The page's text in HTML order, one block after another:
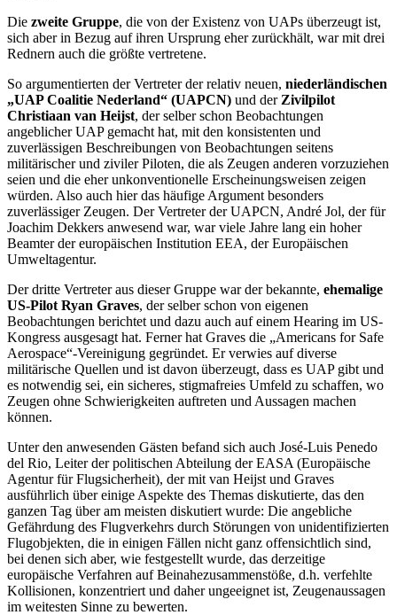
Die zweite Gruppe, die von der Existenz von UAPs überzeugt ist,
sich aber in Bezug auf ihren Ursprung eher zurückhält, war mit drei
Rednern auch die größte vertretene.
So argumentierten der Vertreter der relativ neuen, niederländischen
„UAP Coalitie Nederland“ (UAPCN) und der Zivilpilot
Christiaan van Heijst, der selber schon Beobachtungen
angeblicher UAP gemacht hat, mit den konsistenten und
zuverlässigen Beschreibungen von Beobachtungen seitens
militärischer und ziviler Piloten, die als Zeugen anderen vorzuziehen
seien und die eher unkonventionelle Erscheinungsweisen zeigen
würden. Also auch hier das häufige Argument besonders
zuverlässiger Zeugen. Der Vertreter der UAPCN, André Jol, der für
Joachim Dekkers anwesend war, war viele Jahre lang ein hoher
Beamter der europäischen Institution EEA, der Europäischen
Umweltagentur.
Der dritte Vertreter aus dieser Gruppe war der bekannte, ehemalige
US-Pilot Ryan Graves, der selber schon von eigenen
Beobachtungen berichtet und dazu auch auf einem Hearing im US-
Kongress ausgesagt hat. Ferner hat Graves die „Americans for Safe
Aerospace“-Vereinigung gegründet. Er verwies auf diverse
militärische Quellen und ist davon überzeugt, dass es UAP gibt und
es notwendig sei, ein sicheres, stigmafreies Umfeld zu schaffen, wo
Zeugen ohne Schwierigkeiten auftreten und Aussagen machen
können.
Unter den anwesenden Gästen befand sich auch José-Luis Penedo
del Rio, Leiter der politischen Abteilung der EASA (Europäische
Agentur für Flugsicherheit), der mit van Heijst und Graves
ausführlich über einige Aspekte des Themas diskutierte, das den
ganzen Tag über am meisten diskutiert wurde: Die angebliche
Gefährdung des Flugverkehrs durch Störungen von unidentifizierten
Flugobjekten, die in einigen Fällen nicht ganz offensichtlich sind,
bei denen sich aber, wie festgestellt wurde, das derzeitige
europäische Verfahren auf Beinahezusammenstöße, d.h. verfehlte
Kollisionen, konzentriert und daher ungeeignet ist, Zeugenaussagen
im weitesten Sinne zu bewerten.